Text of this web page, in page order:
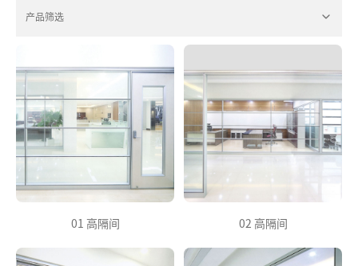
产品筛选
01 高隔间 02 高隔间